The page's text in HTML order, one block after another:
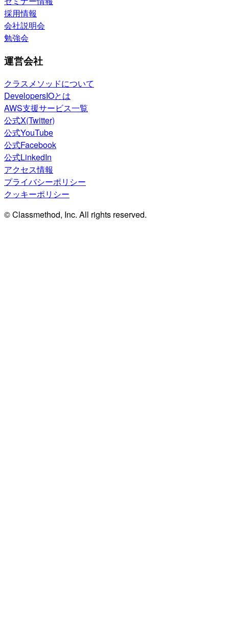
採用情報
会社説明会
勉強会
運営会社
クラスメソッドについて
DevelopersIOとは
AWS支援サービス一覧
公式X(Twitter)
公式YouTube
公式Facebook
公式LinkedIn
アクセス情報
プライバシーポリシー
クッキーポリシー
© Classmethod, Inc. All rights reserved.